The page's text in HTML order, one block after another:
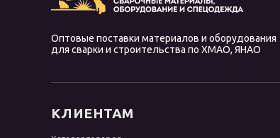
Оптовые поставки материалов и оборудования
для сварки и строительства по ХМАО, ЯНАО
КЛИЕНТАМ